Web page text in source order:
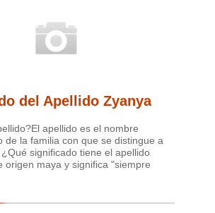
del Apellido Zyanya
apellido es el nombre
de la familia con que se distingue a
significado tiene el apellido
origen maya y significa "siempre